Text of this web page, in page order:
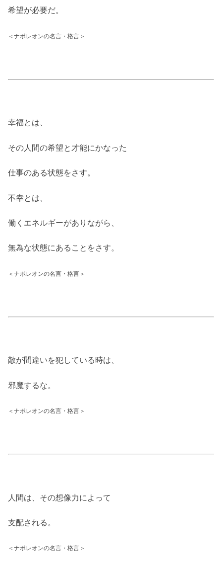
希望が必要だ。
＜ナポレオンの名言・格言＞
幸福とは、
その人間の希望と才能にかなった
仕事のある状態をさす。
不幸とは、
働くエネルギーがありながら、
無為な状態にあることをさす。
＜ナポレオンの名言・格言＞
敵が間違いを犯している時は、
邪魔するな。
＜ナポレオンの名言・格言＞
人間は、その想像力によって
支配される。
＜ナポレオンの名言・格言＞